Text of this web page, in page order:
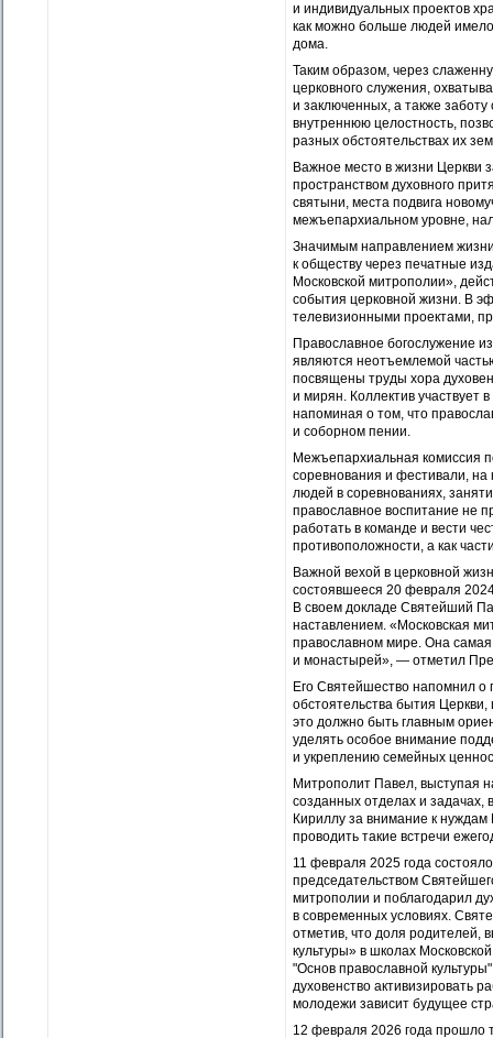
и индивидуальных проектов
как можно больше людей имело
дома.
Таким образом, через
церковного служения,
и заключенных, а также
внутреннюю целостность,
разных обстоятельствах их
Важное место в жизни Церкви
пространством духовного
святыни, места подвига
межъепархиальном уровне,
Значимым направлением
к обществу через печатные
Московской митрополии»,
события церковной жизни. В
телевизионными проектами,
Православное богослужение
являются неотъемлемой
посвящены труды хора
и мирян. Коллектив участвует
напоминая о том, что
и соборном пении.
Межъепархиальная комиссия
соревнования и фестивали,
людей в соревнованиях,
православное воспитание не
работать в команде и вести
противоположности, а как
Важной вехой в церковной
состоявшееся 20 февраля
В своем докладе Святейший
наставлением. «Московская
православном мире. Она
и монастырей», — отметил
Его Святейшество напомнил о
обстоятельства бытия
это должно быть главным
уделять ­особое внимание
и укреплению семейных
Митрополит Павел, выступая
созданных отделах и
Кириллу за внимание к
проводить такие встречи
11 февраля 2025 года
председательством
митрополии и поблагодарил
в современных условиях.
отметив, что доля родителей,
культуры» в школах
"Основ православной
духовенство активизировать
молодежи зависит будущее
12 февраля 2026 года прошло